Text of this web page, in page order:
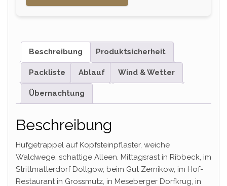
Beschreibung Produktsicherheit
Packliste Ablauf Wind & Wetter
Übernachtung
Beschreibung
Hufgetrappel auf Kopfsteinpflaster, weiche
Waldwege, schattige Alleen. Mittagsrast in Ribbeck, im
Strittmatterdorf Dollgow, beim Gut Zernikow, im Hof-
Restaurant in Grossmutz, in Meseberger Dorfkrug, in